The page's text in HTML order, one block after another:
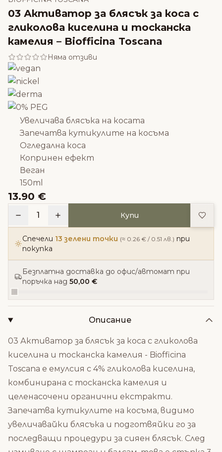
03 Активатор за блясък за коса с
гликолова киселина и тосканска
камелия – Biofficina Toscana
Няма отзиви
Увеличава блясъка на косата
Запечатва кутикулите на косъма
Огледална коса
Копринен ефект
Веган
150ml
13.90 €
1 Купи
Спечели 13 зелени точки (≈ 0.26 € / 0.51 лв.) при
покупка
Безплатна доставка до офис/автомат при
поръчка над 50,00 €
Описание
03 Активатор за блясък за коса с гликолова
киселина и тосканска камелия - Biofficina
Toscana е емулсия с 4% гликолова киселина,
комбинирана с тосканска камелия и
целенасочени органични екстракти.
Запечатва кутикулите на косъма, видимо
увеличавайки блясъка и подготвяйки го за
последващи процедури за сияен блясък. След